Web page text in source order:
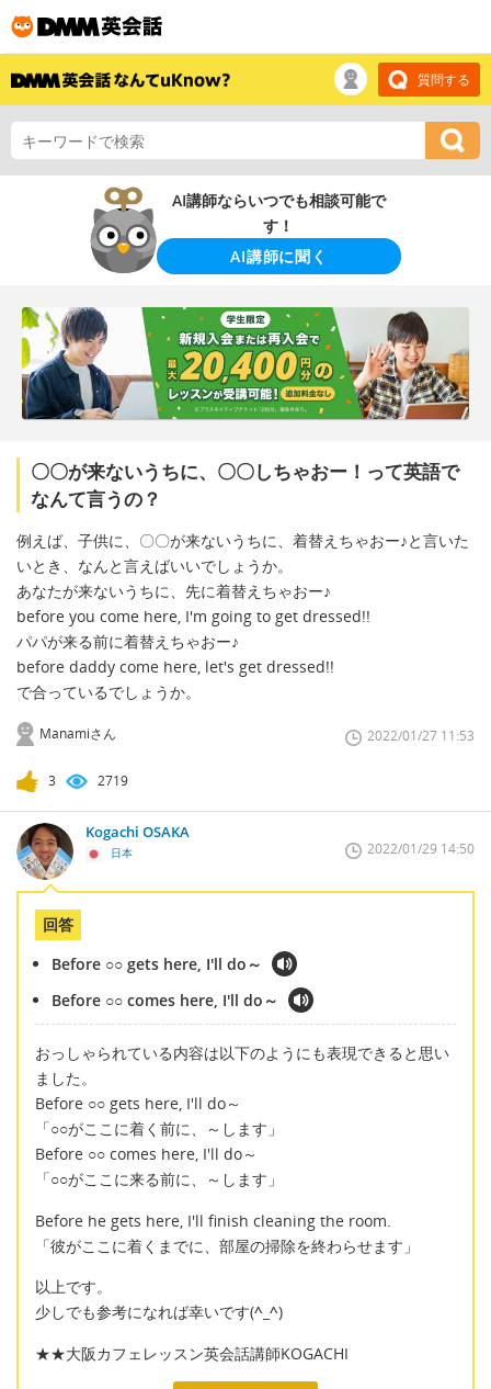
質問する
AI講師ならいつでも相談可能で
す！
AI講師に聞く
〇〇が来ないうちに、〇〇しちゃおー！って英語で
なんて言うの？
例えば、子供に、〇〇が来ないうちに、着替えちゃおー♪と言いた
いとき、なんと言えばいいでしょうか。
あなたが来ないうちに、先に着替えちゃおー♪
before you come here, I'm going to get dressed!!
パパが来る前に着替えちゃおー♪
before daddy come here, let's get dressed!!
で合っているでしょうか。
Manamiさん 2022/01/27 11:53
3 2719
Kogachi OSAKA
日本 2022/01/29 14:50
回答
Before ○○ gets here, I'll do～
Before ○○ comes here, I'll do～
おっしゃられている内容は以下のようにも表現できると思い
ました。
Before ○○ gets here, I'll do～
「○○がここに着く前に、～します」
Before ○○ comes here, I'll do～
「○○がここに来る前に、～します」
Before he gets here, I'll finish cleaning the room.
「彼がここに着くまでに、部屋の掃除を終わらせます」
以上です。
少しでも参考になれば幸いです(^_^)
★★大阪カフェレッスン英会話講師KOGACHI